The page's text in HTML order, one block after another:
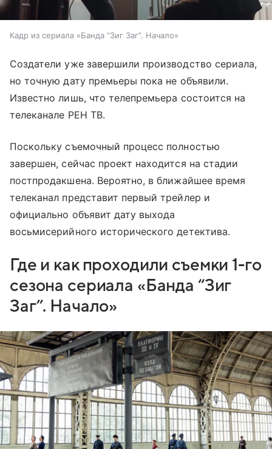
Кадр из сериала «Банда “Зиг Заг”. Начало»
Создатели уже завершили производство сериала,
но точную дату премьеры пока не объявили.
Известно лишь, что телепремьера состоится на
телеканале РЕН ТВ.
Поскольку съемочный процесс полностью
завершен, сейчас проект находится на стадии
постпродакшена. Вероятно, в ближайшее время
телеканал представит первый трейлер и
официально объявит дату выхода
восьмисерийного исторического детектива.
Где и как проходили съемки 1-го
сезона сериала «Банда “Зиг
Заг”. Начало»